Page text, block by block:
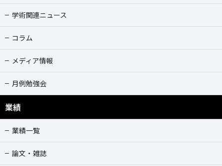
学術関連ニュース
コラム
メディア情報
月例勉強会
業績
業績一覧
論文・雑誌